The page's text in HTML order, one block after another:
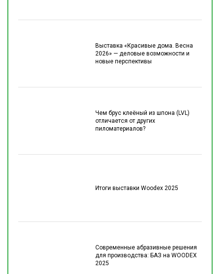
Выставка «Красивые дома. Весна
2026» — деловые возможности и
новые перспективы
Чем брус клеёный из шпона (LVL)
отличается от других
пиломатериалов?
Итоги выставки Woodex 2025
Современные абразивные решения
для производства: БАЗ на WOODEX
2025